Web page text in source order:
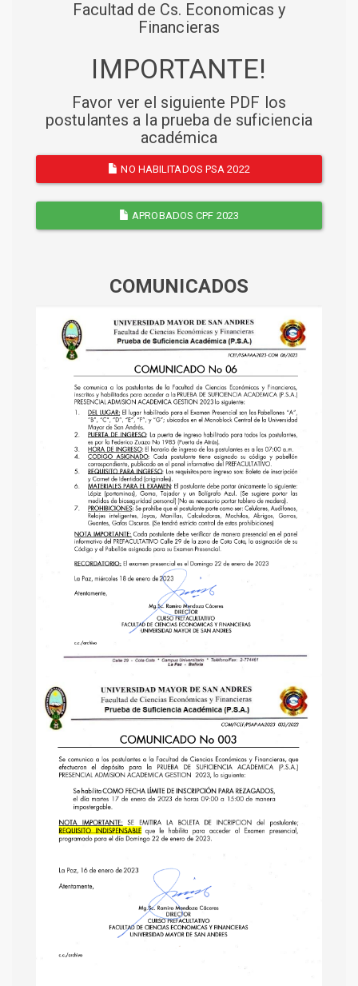
Facultad de Cs. Economicas y
Financieras
IMPORTANTE!
Favor ver el siguiente PDF los
postulantes a la prueba de suficiencia
académica
NO HABILITADOS PSA 2022
APROBADOS CPF 2023
COMUNICADOS